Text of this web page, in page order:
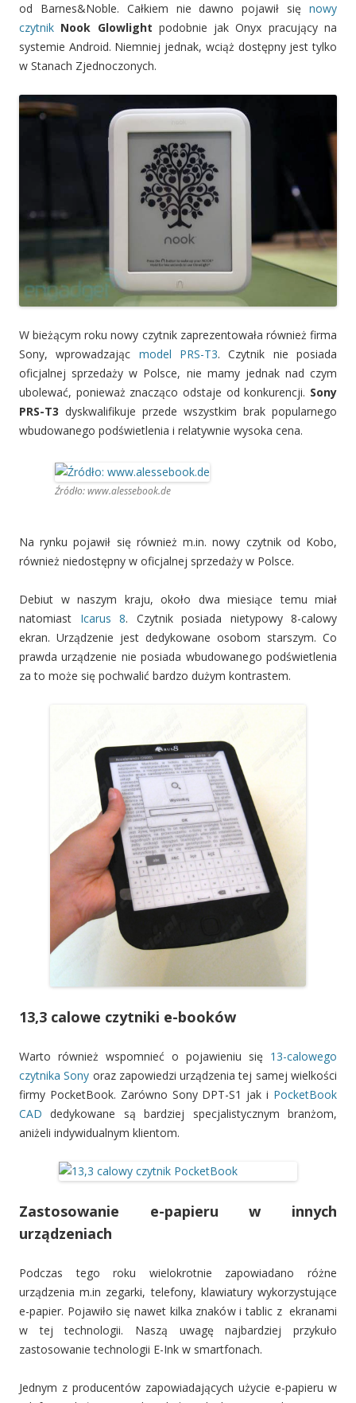
od Barnes&Noble. Całkiem nie dawno pojawił się nowy
czytnik Nook Glowlight podobnie jak Onyx pracujący na
systemie Android. Niemniej jednak, wciąż dostępny jest tylko
w Stanach Zjednoczonych.
W bieżącym roku nowy czytnik zaprezentowała również firma
Sony, wprowadzając model PRS-T3. Czytnik nie posiada
oficjalnej sprzedaży w Polsce, nie mamy jednak nad czym
ubolewać, ponieważ znacząco odstaje od konkurencji. Sony
PRS-T3 dyskwalifikuje przede wszystkim brak popularnego
wbudowanego podświetlenia i relatywnie wysoka cena.
Źródło: www.alessebook.de
Na rynku pojawił się również m.in. nowy czytnik od Kobo,
również niedostępny w oficjalnej sprzedaży w Polsce.
Debiut w naszym kraju, około dwa miesiące temu miał
natomiast Icarus 8. Czytnik posiada nietypowy 8-calowy
ekran. Urządzenie jest dedykowane osobom starszym. Co
prawda urządzenie nie posiada wbudowanego podświetlenia
za to może się pochwalić bardzo dużym kontrastem.
13,3 calowe czytniki e-booków
Warto również wspomnieć o pojawieniu się 13-calowego
czytnika Sony oraz zapowiedzi urządzenia tej samej wielkości
firmy PocketBook. Zarówno Sony DPT-S1 jak i PocketBook
CAD dedykowane są bardziej specjalistycznym branżom,
aniżeli indywidualnym klientom.
Zastosowanie e-papieru w innych
urządzeniach
Podczas tego roku wielokrotnie zapowiadano różne
urządzenia m.in zegarki, telefony, klawiatury wykorzystujące
e-papier. Pojawiło się nawet kilka znaków i tablic z ekranami
w tej technologii. Naszą uwagę najbardziej przykuło
zastosowanie technologii E-Ink w smartfonach.
Jednym z producentów zapowiadających użycie e-papieru w